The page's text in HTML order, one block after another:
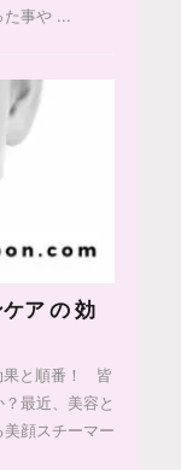
た事や ...
ア の 効
果と順番！ 皆
最近、美容と
顔スチーマー